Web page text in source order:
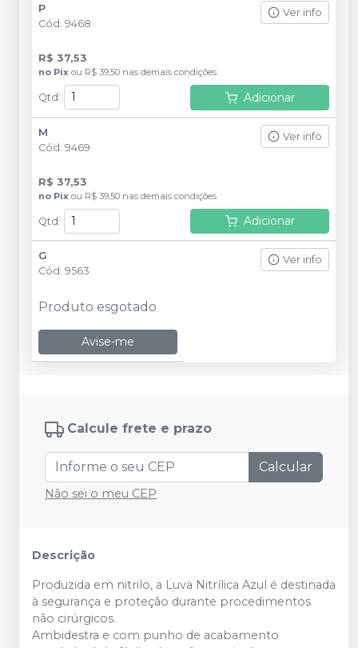
P
Cód. 9468
Ver info
R$ 37,53
no Pix ou R$ 39,50 nas demais condições
Qtd : Adicionar
M
Cód. 9469
Ver info
R$ 37,53
no Pix ou R$ 39,50 nas demais condições
Qtd: Adicionar
G
Cód. 9563
Ver info
Produto esgotado
Avise-me
Calcule frete e prazo
Calcular
Não sei o meu CEP
Descrição
Produzida em nitrilo, a Luva Nitrílica Azul é destinada
à segurança e proteção durante procedimentos
não cirúrgicos.
Ambidestra e com punho de acabamento